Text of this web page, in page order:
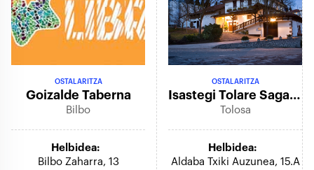
OSTALARITZA
Goizalde Taberna
Bilbo
Helbidea:
Bilbo Zaharra, 13
OSTALARITZA
Isastegi Tolare Sagardotegia
Tolosa
Helbidea:
Aldaba Txiki Auzunea, 15.a